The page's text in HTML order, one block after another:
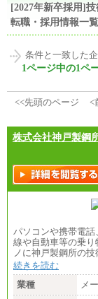
[2027年新卒採用]
転職・採用情報一覧
条件と一致した
1ページ中の1ペ
<<先頭のページ
<
株式会社神戸製鋼
パソコンや携帯電
線や自動車等の乗
ノに神戸製鋼所の
続きを読む
業種
メ